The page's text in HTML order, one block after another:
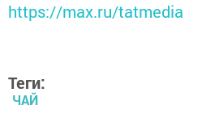
https://max.ru/tatmedia
Теги:
ЧАЙ